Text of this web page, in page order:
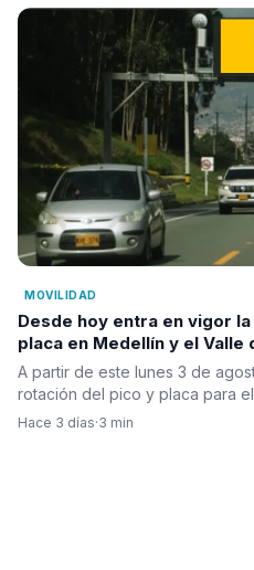
MOVILIDAD
Desde hoy entra en vigor
placa en Medellín y el Valle
A partir de este lunes 3 de
rotación del pico y placa para
Hace 3 días·3 min